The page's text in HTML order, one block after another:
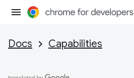
Docs Capabilities